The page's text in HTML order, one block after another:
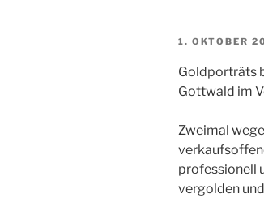
1. OKTOBER
Goldporträts
Gottwald im
Zweimal
professionell
vergolden